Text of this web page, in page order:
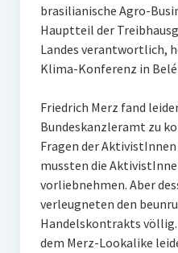
brasilianische Agro-
Hauptteil der
Landes verantwortlich,
Klima-Konferenz in
Friedrich Merz fand
Bundeskanzleramt zu
Fragen der
mussten die
vorliebnehmen. Aber
verleugneten den
Handelskontrakts völlig.
dem Merz-Lookalike